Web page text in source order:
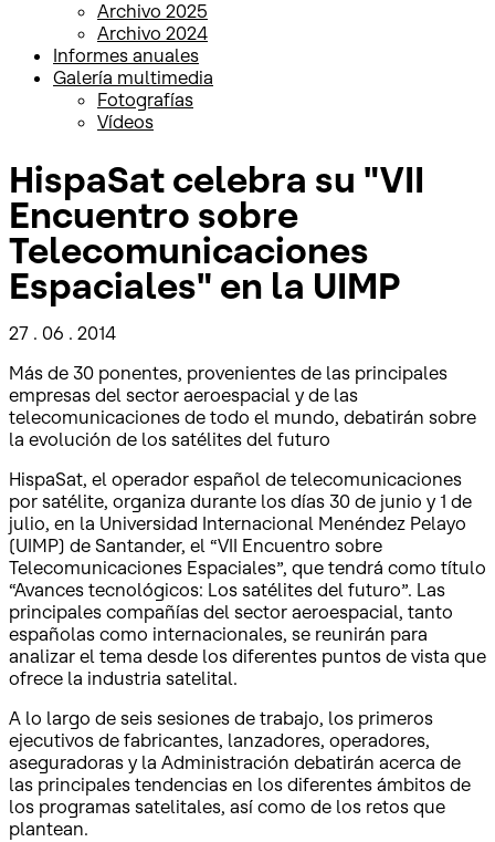
Archivo 2025
Archivo 2024
Informes anuales
Galería multimedia
Fotografías
Vídeos
HispaSat celebra su "VII
Encuentro sobre
Telecomunicaciones
Espaciales" en la UIMP
27 . 06 . 2014
Más de 30 ponentes, provenientes de las principales
empresas del sector aeroespacial y de las
telecomunicaciones de todo el mundo, debatirán sobre
la evolución de los satélites del futuro
HispaSat, el operador español de telecomunicaciones
por satélite, organiza durante los días 30 de junio y 1 de
julio, en la Universidad Internacional Menéndez Pelayo
(UIMP) de Santander, el “VII Encuentro sobre
Telecomunicaciones Espaciales”, que tendrá como título
“Avances tecnológicos: Los satélites del futuro”. Las
principales compañías del sector aeroespacial, tanto
españolas como internacionales, se reunirán para
analizar el tema desde los diferentes puntos de vista que
ofrece la industria satelital.
A lo largo de seis sesiones de trabajo, los primeros
ejecutivos de fabricantes, lanzadores, operadores,
aseguradoras y la Administración debatirán acerca de
las principales tendencias en los diferentes ámbitos de
los programas satelitales, así como de los retos que
plantean.